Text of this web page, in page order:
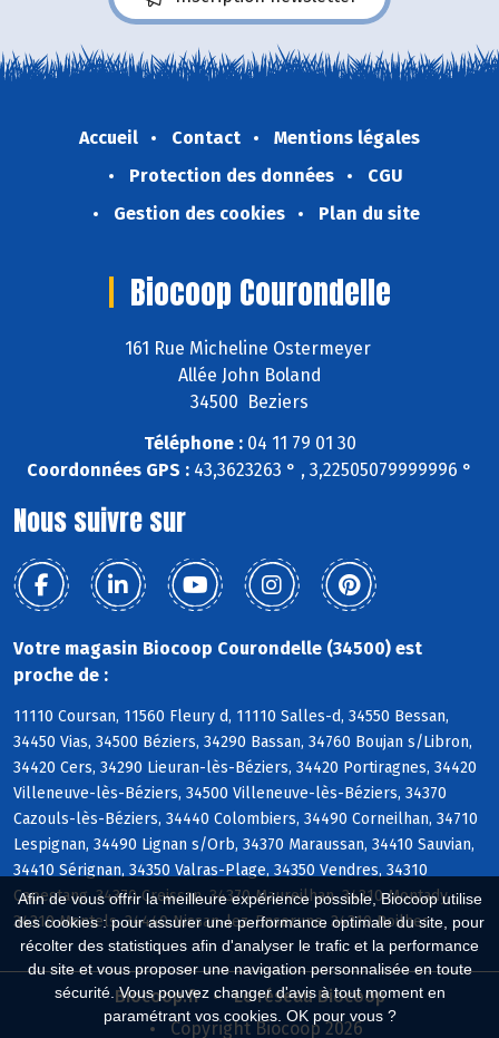
Afin de vous offrir la meilleure expérience possible, Biocoop utilise
des cookies : pour assurer une performance optimale du site, pour
récolter des statistiques afin d'analyser le trafic et la performance
du site et vous proposer une navigation personnalisée en toute
sécurité. Vous pouvez changer d'avis à tout moment en
paramétrant vos cookies. OK pour vous ?
Accueil Contact
Mentions légales
Protection des données
CGU
Gestion des cookies
Plan du site
Biocoop Courondelle
161 Rue Micheline Ostermeyer
Allée John Boland
34500 Beziers
Téléphone :04 11 79 01 30
Coordonnées GPS : 43,3623263 ° , 3,22505079999996 °
Nous suivre sur
Votre magasin Biocoop Courondelle (34500) est
proche de :
11110 Coursan, 11560 Fleury d, 11110 Salles-d, 34550 Bessan,
34450 Vias, 34500 Béziers, 34290 Bassan, 34760 Boujan s/Libron,
34420 Cers, 34290 Lieuran-lès-Béziers, 34420 Portiragnes, 34420
Villeneuve-lès-Béziers, 34500 Villeneuve-lès-Béziers, 34370
Cazouls-lès-Béziers, 34440 Colombiers, 34490 Corneilhan, 34710
Lespignan, 34490 Lignan s/Orb, 34370 Maraussan, 34410 Sauvian,
34410 Sérignan, 34350 Valras-Plage, 34350 Vendres, 34310
Capestang, 34370 Creissan, 34370 Maureilhan, 34310 Montady,
34310 Montels, 34440 Nissan-lez-Enserune, 34310 Poilhes
Biocoop.fr
Le réseau Biocoop
Copyright Biocoop 2026